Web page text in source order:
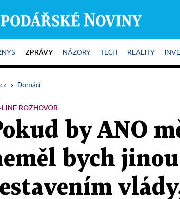
ZPRÁVY NÁZORY TECH REALITY
› Domácí
LINE ROZHOVOR
by ANO
bych